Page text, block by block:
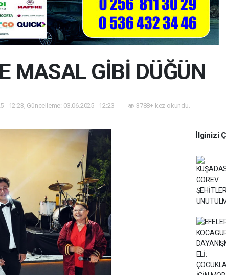
MASAL GİBİ DÜĞÜN
- 12:23, Güncelleme: 03.06.2025 - 12:23 3788+ kez okundu.
İlginizi